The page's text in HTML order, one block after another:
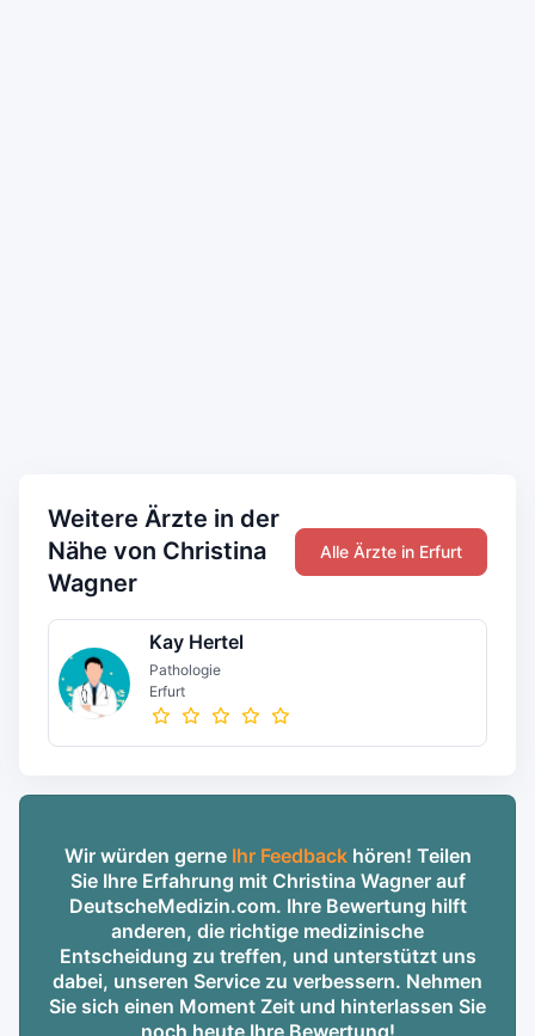
Weitere Ärzte in der
Nähe von Christina
Wagner
Alle Ärzte in Erfurt
Kay Hertel
Pathologie
Erfurt
Wir würden gerne Ihr Feedbackhören! Teilen
Sie Ihre Erfahrung mit Christina Wagner auf
DeutscheMedizin.com. Ihre Bewertung hilft
anderen, die richtige medizinische
Entscheidung zu treffen, und unterstützt uns
dabei, unseren Service zu verbessern. Nehmen
Sie sich einen Moment Zeit und hinterlassen Sie
noch heute Ihre Bewertung!